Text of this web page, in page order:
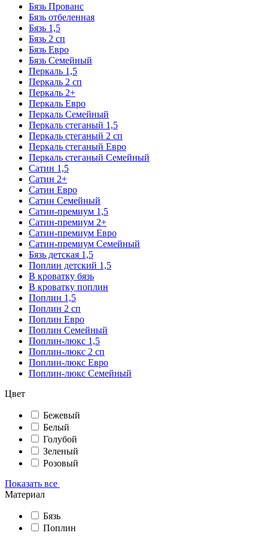
Бязь Прованс
Бязь отбеленная
Бязь 1,5
Бязь 2 сп
Бязь Евро
Бязь Семейный
Перкаль 1,5
Перкаль 2 сп
Перкаль 2+
Перкаль Евро
Перкаль Семейный
Перкаль стеганый 1,5
Перкаль стеганый 2 сп
Перкаль стеганый Евро
Перкаль стеганый Семейный
Сатин 1,5
Сатин 2+
Сатин Евро
Сатин Семейный
Сатин-премиум 1,5
Сатин-премиум 2+
Сатин-премиум Евро
Сатин-премиум Семейный
Бязь детская 1,5
Поплин детский 1,5
В кроватку бязь
В кроватку поплин
Поплин 1,5
Поплин 2 сп
Поплин Евро
Поплин Семейный
Поплин-люкс 1,5
Поплин-люкс 2 сп
Поплин-люкс Евро
Поплин-люкс Семейный
Цвет
Бежевый
Белый
Голубой
Зеленый
Розовый
Показать все
Материал
Бязь
Поплин